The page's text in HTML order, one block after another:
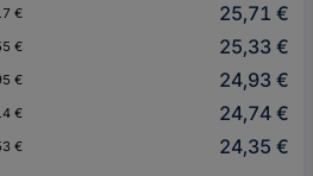
€
25,71 €
€
25,33 €
€
24,93 €
€
24,74 €
€ 24,35 €